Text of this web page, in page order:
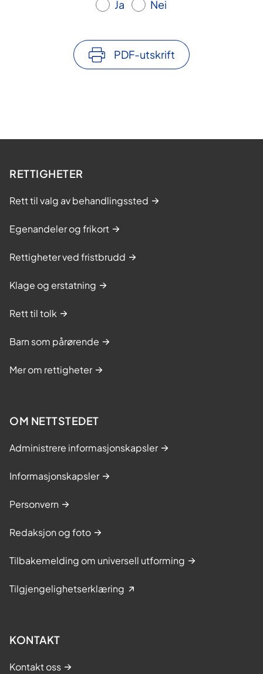
Ja Nei
PDF-utskrift
RETTIGHETER
Rett til valg av behandlingssted
Egenandeler og frikort
Rettigheter ved fristbrudd
Klage og erstatning
Rett til tolk
Barn som pårørende
Mer om rettigheter
OM NETTSTEDET
Administrere informasjonskapsler
Informasjonskapsler
Personvern
Redaksjon og foto
Tilbakemelding om universell utforming
Tilgjengelighetserklæring
KONTAKT
Kontakt oss